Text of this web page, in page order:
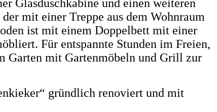
Glasduschkabine und einen weiteren
mit einer Treppe aus dem Wohnraum
ist mit einem Doppelbett mit einer
Für entspannte Stunden im Freien,
Garten mit Gartenmöbeln und Grill zur
gründlich renoviert und mit